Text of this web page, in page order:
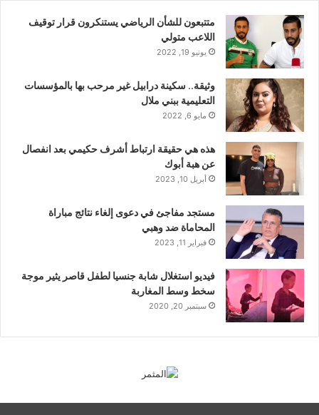
متتبعون للشأن الرياضي يستنكرون قرار توقيف
اللاعب متولي
يونيو 19, 2022
وثيقة.. سكينة درابيل غير مرحب بها بالمؤسسات
التعليمية ببني ملال
مايو 6, 2022
هذه هي حقيقة ارتباط أشرف حكيمي بعد انفصال
عن هبة أبوك
أبريل 10, 2023
مستجد مفاجئ في دعوى إلغاء نتائج مباراة
المحاماة ضد وهبي
فبراير 11, 2023
فيديو استغلال شابة جنسيا لطفل قاصر يثير موجة
سخط وسط المغاربة
سبتمبر 20, 2020